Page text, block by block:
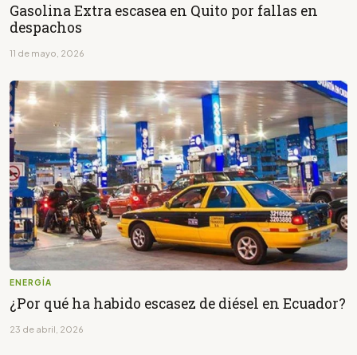
Gasolina Extra escasea en Quito por fallas en
despachos
11 de mayo, 2026
ENERGÍA
¿Por qué ha habido escasez de diésel en Ecuador?
23 de abril, 2026